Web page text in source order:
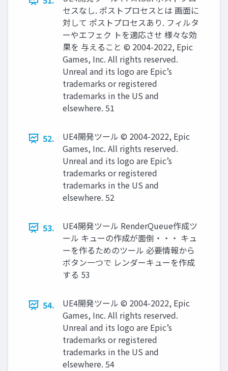
セスなし. ポストプロセスとは 画面に
対して ポストプロセスあり. フィルタ
ーやエフェク トを適応させ 様々な効
果を 与えること © 2004-2022, Epic
Games, Inc. All rights reserved.
Unreal and its logo are Epic’s
trademarks or registered
trademarks in the US and
elsewhere. 51
52.
UE4開発ツール © 2004-2022, Epic
Games, Inc. All rights reserved.
Unreal and its logo are Epic’s
trademarks or registered
trademarks in the US and
elsewhere. 52
53.
UE4開発ツール RenderQueue作成ツ
ール キューの作成が面倒・・・ キュ
ーを作るためのツール 必要情報から
ボタン一つで レンダーキューを作成
する 53
54.
UE4開発ツール © 2004-2022, Epic
Games, Inc. All rights reserved.
Unreal and its logo are Epic’s
trademarks or registered
trademarks in the US and
elsewhere. 54